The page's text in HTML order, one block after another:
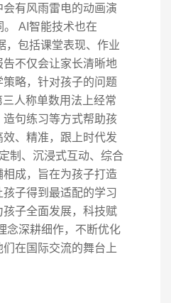
有风雨雷电的动画演
。 AI智能技术也在
，包括课堂表现、作业
不仅会让家长清晰地
略，针对孩子的问题
人称单数用法上经常
句练习等方式帮助孩
、精准，跟上时代发
制、沉浸式互动、综合
成，旨在为孩子打造
子得到最适配的学习
子全面发展，科技赋
念深耕细作，不断优化
在国际交流的舞台上